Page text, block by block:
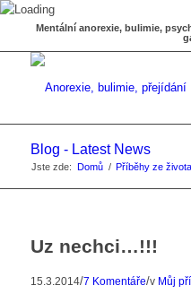
Mentální anorexie, bulimie,
Blog - Latest News
Jste zde: Domů / Příběhy ze života
Uz nechci…!!!
15.3.2014/7 Komentáře/v Můj